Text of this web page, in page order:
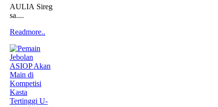
AULIA Siregar
sa....
Readmore..